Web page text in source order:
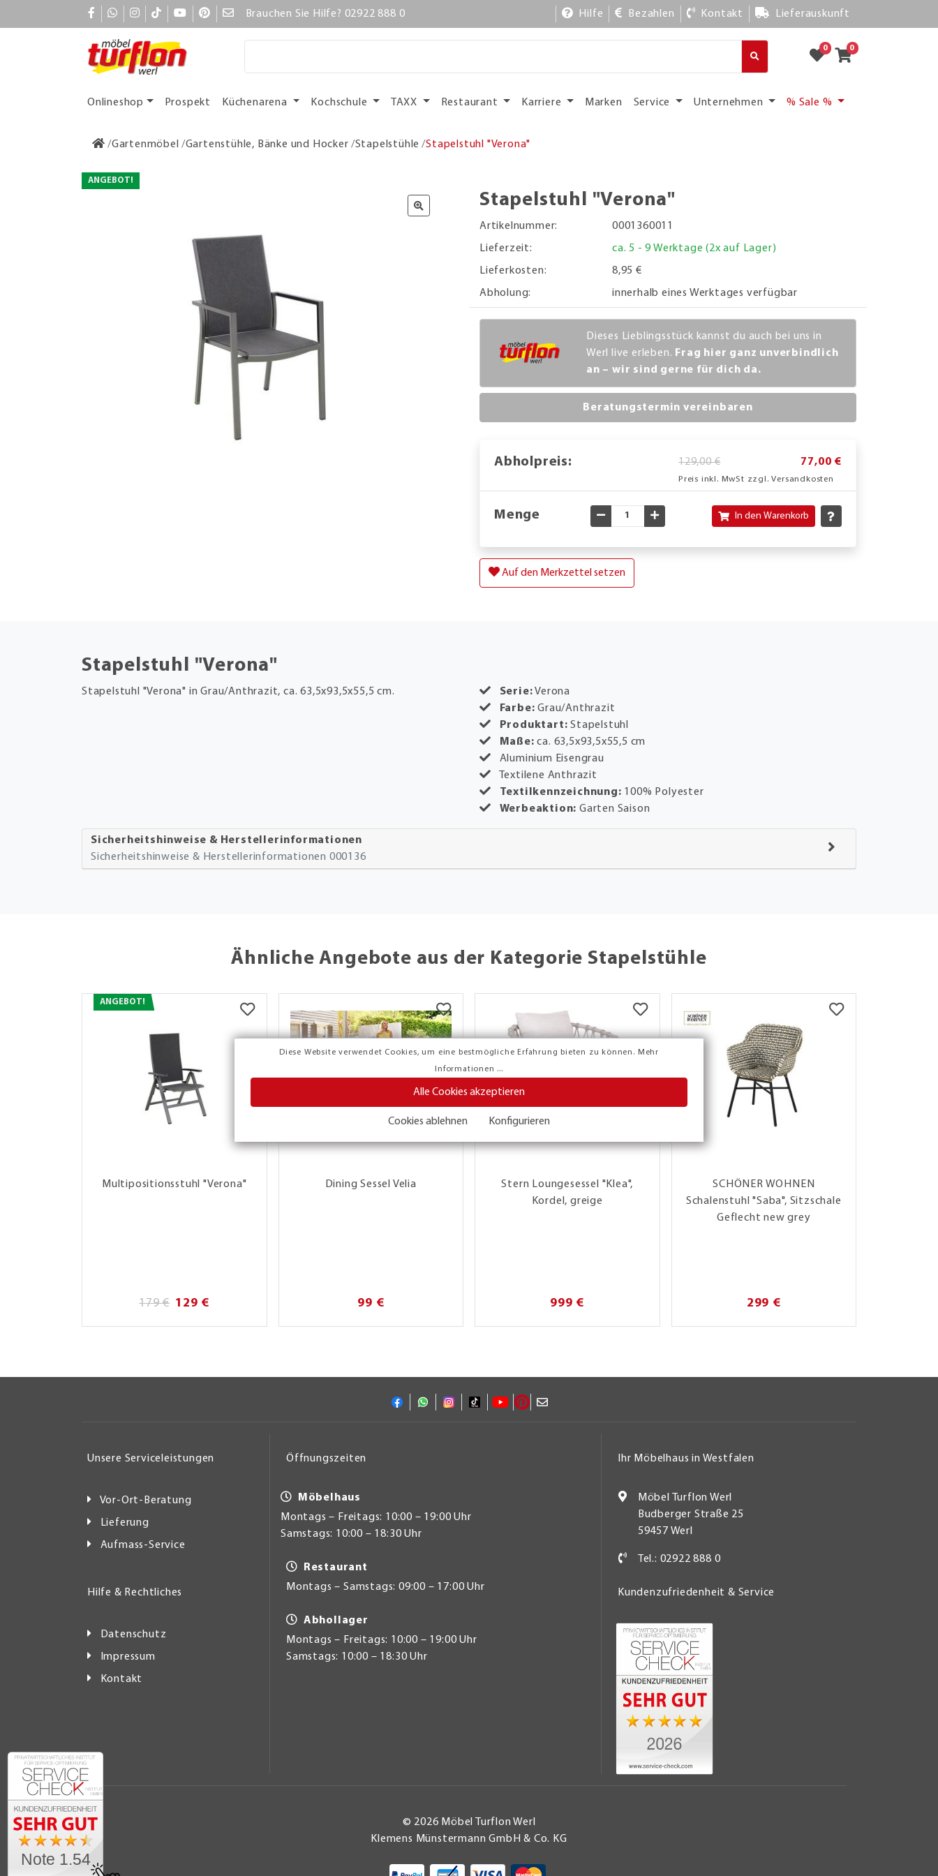
Diese Website verwendet Cookies, um eine bestmögliche Erfahrung bieten zu können. Mehr
Informationen ...
Alle Cookies akzeptieren
Cookies ablehnen Konfigurieren
Brauchen Sie Hilfe? 02922 888 0 Hilfe Bezahlen Kontakt Lieferauskunft
0 0
Onlineshop Prospekt Küchenarena Kochschule TAXX Restaurant Karriere Marken Service Unternehmen % Sale %
Gartenmöbel Gartenstühle, Bänke und Hocker Stapelstühle Stapelstuhl "Verona"
ANGEBOT!
Stapelstuhl "Verona"
Artikelnummer:
0001360011
Lieferzeit:
ca. 5 - 9 Werktage (2x auf Lager)
Lieferkosten:
8,95 €
Abholung:
innerhalb eines Werktages verfügbar
Dieses Lieblingsstück kannst du auch bei uns in
Werl live erleben. Frag hier ganz unverbindlich
an – wir sind gerne für dich da.
Beratungstermin vereinbaren
Abholpreis: 129,00 € 77,00 €
Preis inkl. MwSt zzgl. Versandkosten
Menge Gewünschte Menge verringern
Gewünschte Menge erhöhen
In den Warenkorb
Auf den Merkzettel setzen
Stapelstuhl "Verona"
Stapelstuhl "Verona" in Grau/Anthrazit, ca. 63,5x93,5x55,5 cm. Serie:Verona
Farbe: Grau/Anthrazit
Produktart:Stapelstuhl
Maße:ca. 63,5x93,5x55,5 cm
Aluminium Eisengrau
Textilene Anthrazit
Textilkennzeichnung: 100% Polyester
Werbeaktion: Garten Saison
Sicherheitshinweise & Herstellerinformationen
Sicherheitshinweise & Herstellerinformationen 000136
Ähnliche Angebote aus der Kategorie Stapelstühle
ANGEBOT!
Multipositionsstuhl "Verona"
179 € 129 €
Dining Sessel Velia
99 €
Stern Loungesessel "Klea",
Kordel, greige
999 €
SCHÖNER WOHNEN
Schalenstuhl "Saba", Sitzschale
Geflecht new grey
299 €
Unsere Serviceleistungen
Vor-Ort-Beratung
Lieferung
Aufmass-Service
Hilfe & Rechtliches
Datenschutz
Impressum
Kontakt
Öffnungszeiten
Möbelhaus
Montags – Freitags: 10:00 – 19:00 Uhr
Samstags: 10:00 – 18:30 Uhr
Restaurant
Montags – Samstags: 09:00 – 17:00 Uhr
Abhollager
Montags – Freitags: 10:00 – 19:00 Uhr
Samstags: 10:00 – 18:30 Uhr
Ihr Möbelhaus in Westfalen
Möbel Turflon Werl
Budberger Straße 25
59457 Werl
Tel.: 02922 888 0
Kundenzufriedenheit & Service
© 2026 Möbel Turflon Werl
Klemens Münstermann GmbH & Co. KG
Note 1.54